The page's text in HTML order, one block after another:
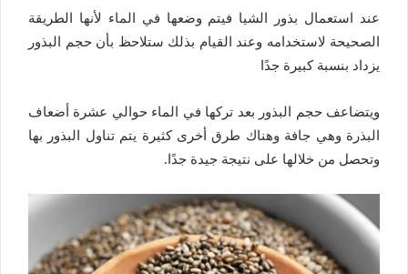
عند استعمال بذور الشيا فيتم وضعها في الماء لأنها الطريقة
الصحيحة لاستخدامه وعند القيام بذلك ستلاحظ بأن حجم البذور
يزداد بنسبة كبيرة جدًا
ويتضاعف حجم البذور بعد تركها في الماء حوالي عشرة أضعاف
البذرة وهي جافة وهناك طرق أخرى كثيرة يتم تناول البذور بها
وتحصل من خلالها على نتيجة جيدة جدًا.